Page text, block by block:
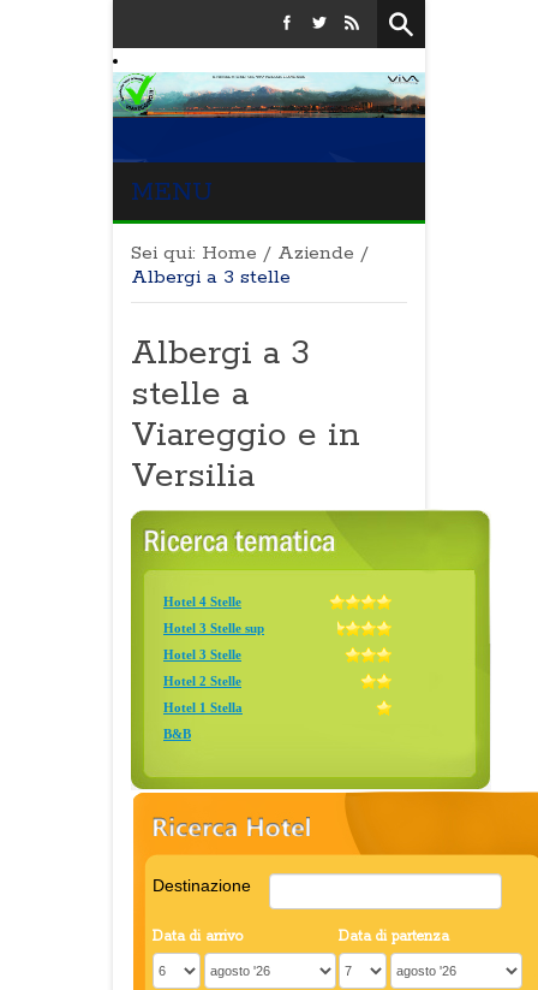
MENU
Sei qui: Home / Aziende /
Albergi a 3 stelle
Albergi a 3
stelle a
Viareggio e in
Versilia
Hotel 4 Stelle
Hotel 3 Stelle sup
Hotel 3 Stelle
Hotel 2 Stelle
Hotel 1 Stella
B&B
Destinazione
Data di arrivo Data di partenza